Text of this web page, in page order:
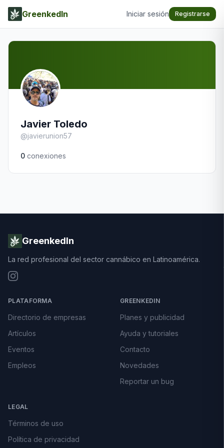
GreenkedIn Iniciar sesión Registrarse
Javier Toledo
@javierunion57
0 conexiones
GreenkedIn
La red profesional del sector cannábico en Latinoamérica.
PLATAFORMA
Directorio de empresas
Artículos
Eventos
Empleos
GREENKEDIN
Planes y publicidad
Ayuda y tutoriales
Contacto
Novedades
Reportar un bug
LEGAL
Términos de uso
Política de privacidad